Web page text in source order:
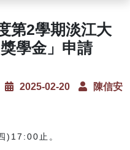
第2學期淡江大
學金」申請
2025-02-20 陳信安
)17:00止。